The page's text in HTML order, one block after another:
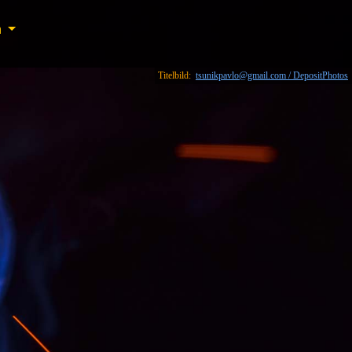
Titelbild: tsunikpavlo@gmail.com / DepositPhotos